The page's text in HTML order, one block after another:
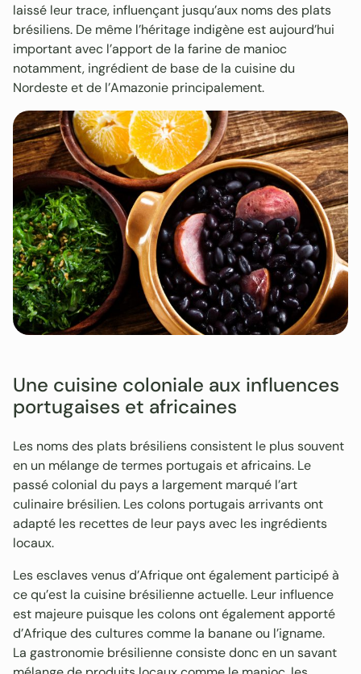
laissé leur trace, influençant jusqu’aux noms des plats
brésiliens. De même l’héritage indigène est aujourd’hui
important avec l’apport de la farine de manioc
notamment, ingrédient de base de la cuisine du
Nordeste et de l’Amazonie principalement.
Une cuisine coloniale aux influences
portugaises et africaines
Les noms des plats brésiliens consistent le plus souvent
en un mélange de termes portugais et africains. Le
passé colonial du pays a largement marqué l’art
culinaire brésilien. Les colons portugais arrivants ont
adapté les recettes de leur pays avec les ingrédients
locaux.
Les esclaves venus d’Afrique ont également participé à
ce qu’est la cuisine brésilienne actuelle. Leur influence
est majeure puisque les colons ont également apporté
d’Afrique des cultures comme la banane ou l’igname.
La gastronomie brésilienne consiste donc en un savant